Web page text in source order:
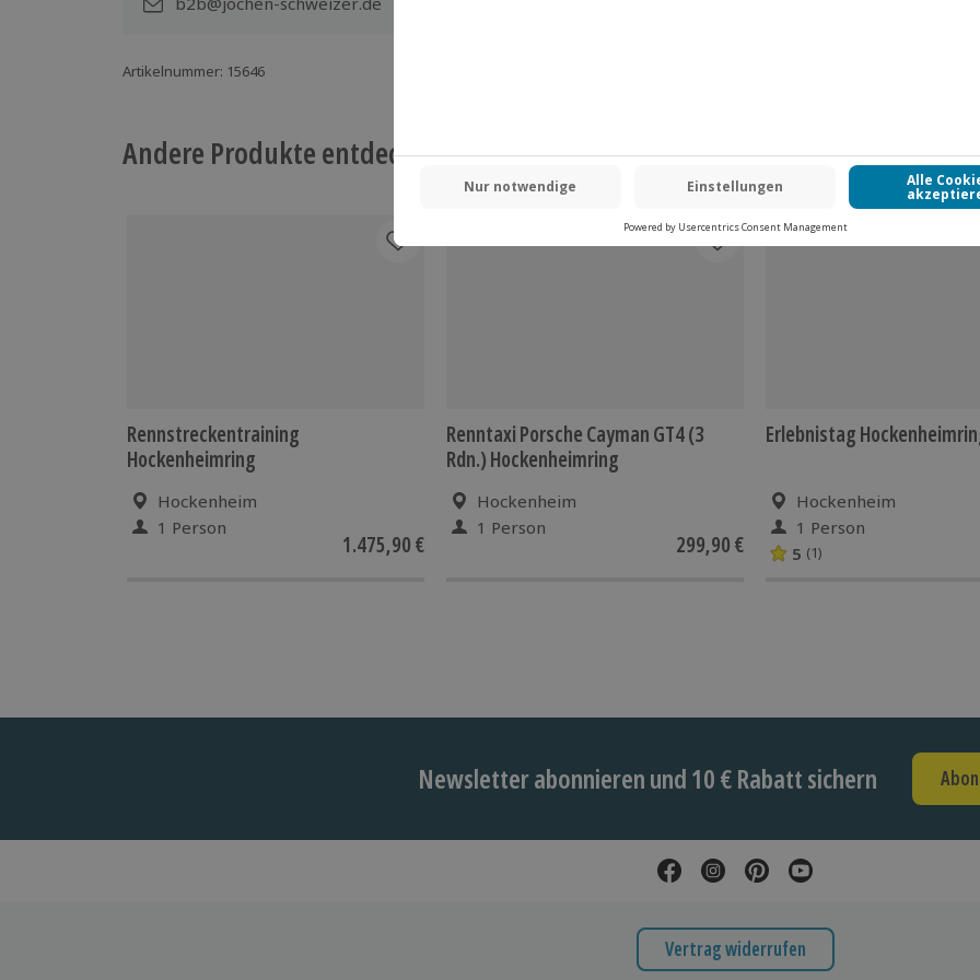
Gruppengröße: 1-6 Personen
Artikelnummer: 15646
Andere Produkte entdecken
Rennstreckentraining
Hockenheimring
Hockenheim
1 Person
1.475,90 €
Renntaxi Porsche Cayman GT4 (3
Rdn.) Hockenheimring
Hockenheim
1 Person
299,90 €
Erlebnistag
Hockenheim
1 Person
5 (1)
Newsletter abonnieren und 10 € Rabatt sichern
Vertrag widerrufen